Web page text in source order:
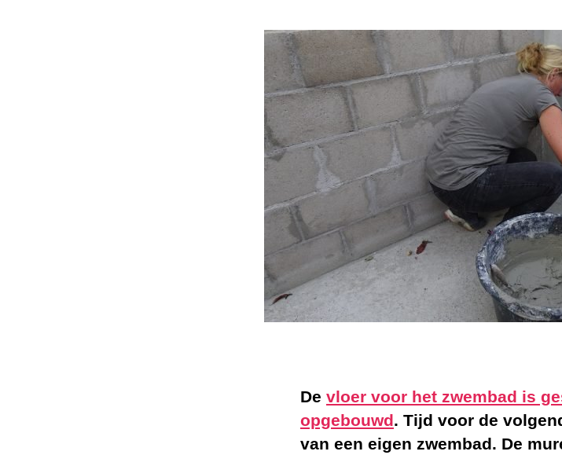
De vloer voor het zwembad is
opgebouwd. Tijd voor de
van een eigen zwembad. De